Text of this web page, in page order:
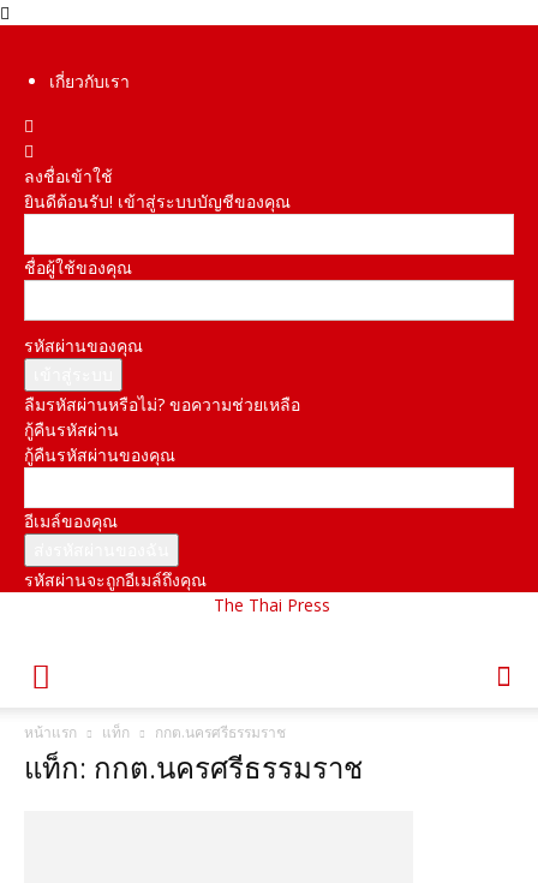
เกี่ยวกับเรา
ลงชื่อเข้าใช้
ยินดีต้อนรับ! เข้าสู่ระบบบัญชีของคุณ
ชื่อผู้ใช้ของคุณ
รหัสผ่านของคุณ
ลืมรหัสผ่านหรือไม่? ขอความช่วยเหลือ
กู้คืนรหัสผ่าน
กู้คืนรหัสผ่านของคุณ
อีเมล์ของคุณ
รหัสผ่านจะถูกอีเมล์ถึงคุณ
The Thai Press
หน้าแรก แท็ก กกต.นครศรีธรรมราช
แท็ก: กกต.นครศรีธรรมราช